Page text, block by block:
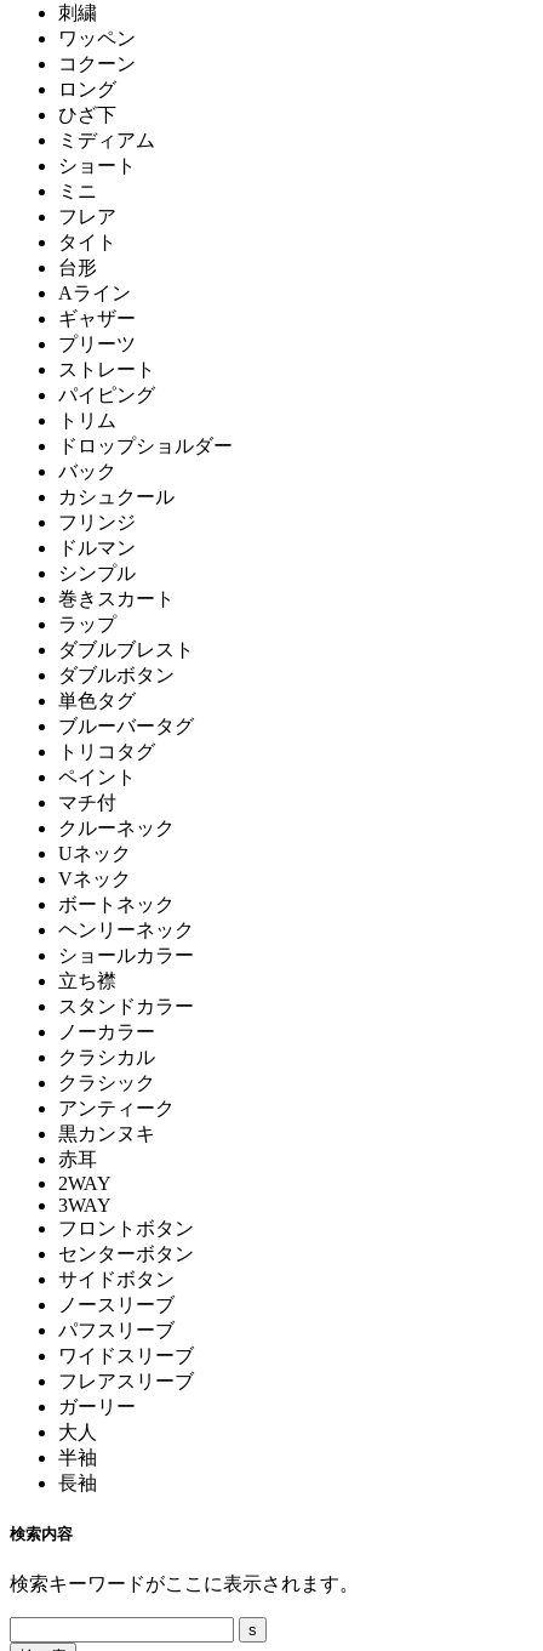
刺繍
ワッペン
コクーン
ロング
ひざ下
ミディアム
ショート
ミニ
フレア
タイト
台形
Aライン
ギャザー
プリーツ
ストレート
パイピング
トリム
ドロップショルダー
バック
カシュクール
フリンジ
ドルマン
シンプル
巻きスカート
ラップ
ダブルブレスト
ダブルボタン
単色タグ
ブルーバータグ
トリコタグ
ペイント
マチ付
クルーネック
Uネック
Vネック
ボートネック
ヘンリーネック
ショールカラー
立ち襟
スタンドカラー
ノーカラー
クラシカル
クラシック
アンティーク
黒カンヌキ
赤耳
2WAY
3WAY
フロントボタン
センターボタン
サイドボタン
ノースリーブ
パフスリーブ
ワイドスリーブ
フレアスリーブ
ガーリー
大人
半袖
長袖
検索内容
検索キーワードがここに表示されます。